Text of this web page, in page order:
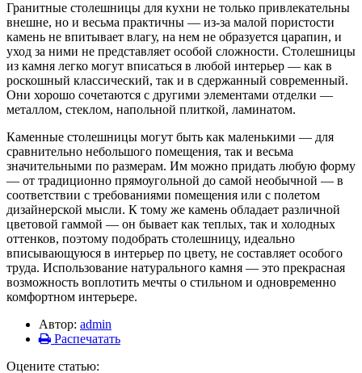
Гранитные столешницы для кухни не только привлекательны
внешне, но и весьма практичны — из-за малой пористости
камень не впитывает влагу, на нем не образуется царапин, и
уход за ними не представляет особой сложности. Столешницы
из камня легко могут вписаться в любой интерьер — как в
роскошный классический, так и в сдержанный современный.
Они хорошо сочетаются с другими элементами отделки —
металлом, стеклом, напольной плиткой, ламинатом.
Каменные столешницы могут быть как маленькими — для
сравнительно небольшого помещения, так и весьма
значительными по размерам. Им можно придать любую форму
— от традиционно прямоугольной до самой необычной — в
соответствии с требованиями помещения или с полетом
дизайнерской мысли. К тому же камень обладает различной
цветовой гаммой — он бывает как теплых, так и холодных
оттенков, поэтому подобрать столешницу, идеально
вписывающуюся в интерьер по цвету, не составляет особого
труда. Использование натурального камня — это прекрасная
возможность воплотить мечты о стильном и одновременно
комфортном интерьере.
Автор: admin
Распечатать
Оцените статью: